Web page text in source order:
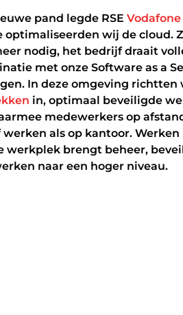
pand legde RSE Vodafone
optimaliseerden wij de cloud.
nodig, het bedrijf draait
met onze Software as a
In deze omgeving richtten
in, optimaal beveiligde
medewerkers op
als op kantoor. Werken
werkplek brengt beheer,
naar een hoger niveau.